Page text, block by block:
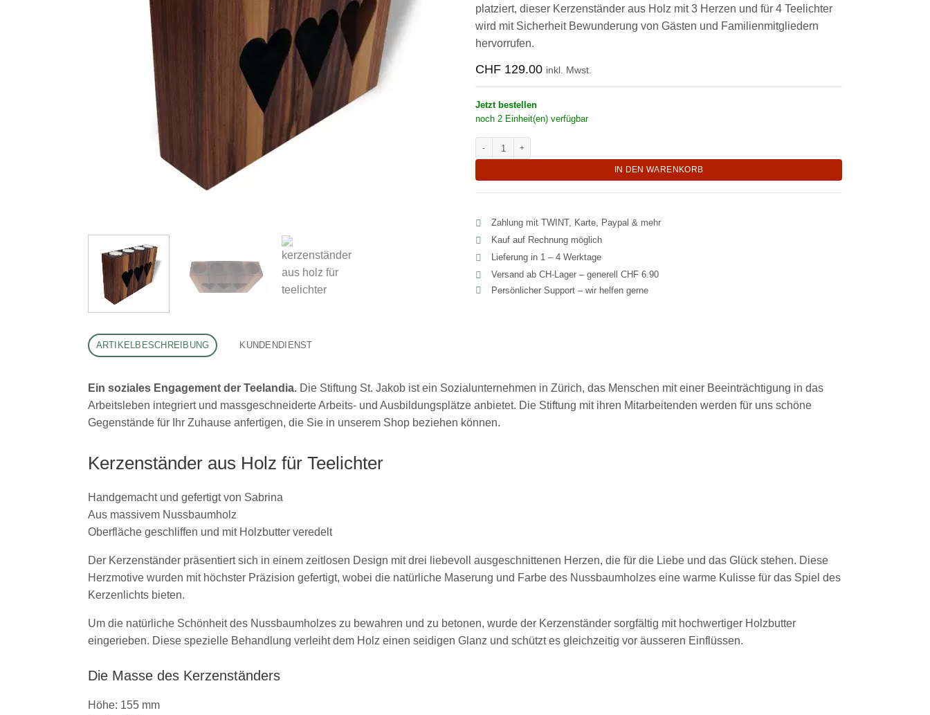
platziert, dieser Kerzenständer aus Holz mit 3 Herzen und für 4 Teelichter
wird mit Sicherheit Bewunderung von Gästen und Familienmitgliedern
hervorrufen.
CHF 129.00 inkl. Mwst.
Jetzt bestellen
noch 2 Einheit(en) verfügbar
IN DEN WARENKORB
Zahlung mit TWINT, Karte, Paypal & mehr
Kauf auf Rechnung möglich
Lieferung in 1 – 4 Werktage
Versand ab CH‑Lager – generell CHF 6.90
Persönlicher Support – wir helfen gerne
ARTIKELBESCHREIBUNG KUNDENDIENST
Ein soziales Engagement der Teelandia. Die Stiftung St. Jakob ist ein Sozialunternehmen in Zürich, das Menschen mit einer Beeinträchtigung in das
Arbeitsleben integriert und massgeschneiderte Arbeits- und Ausbildungsplätze anbietet. Die Stiftung mit ihren Mitarbeitenden werden für uns schöne
Gegenstände für Ihr Zuhause anfertigen, die Sie in unserem Shop beziehen können.
Kerzenständer aus Holz für Teelichter
Handgemacht und gefertigt von Sabrina
Aus massivem Nussbaumholz
Oberfläche geschliffen und mit Holzbutter veredelt
Der Kerzenständer präsentiert sich in einem zeitlosen Design mit drei liebevoll ausgeschnittenen Herzen, die für die Liebe und das Glück stehen. Diese
Herzmotive wurden mit höchster Präzision gefertigt, wobei die natürliche Maserung und Farbe des Nussbaumholzes eine warme Kulisse für das Spiel des
Kerzenlichts bieten.
Um die natürliche Schönheit des Nussbaumholzes zu bewahren und zu betonen, wurde der Kerzenständer sorgfältig mit hochwertiger Holzbutter
eingerieben. Diese spezielle Behandlung verleiht dem Holz einen seidigen Glanz und schützt es gleichzeitig vor äusseren Einflüssen.
Die Masse des Kerzenständers
Höhe: 155 mm